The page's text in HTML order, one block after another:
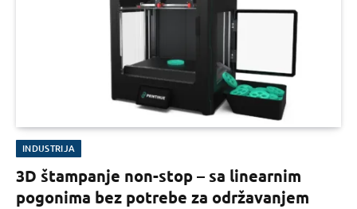
INDUSTRIJA
3D štampanje non-stop – sa linearnim
pogonima bez potrebe za održavanjem